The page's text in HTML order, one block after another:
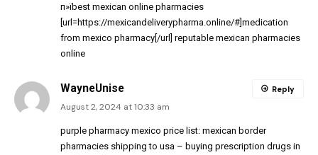
п»їbest mexican online pharmacies
[url=https://mexicandeliverypharma.online/#]medication
from mexico pharmacy[/url] reputable mexican pharmacies
online
WayneUnise
August 2, 2024 at 10:33 am
purple pharmacy mexico price list: mexican border
pharmacies shipping to usa – buying prescription drugs in
Reply